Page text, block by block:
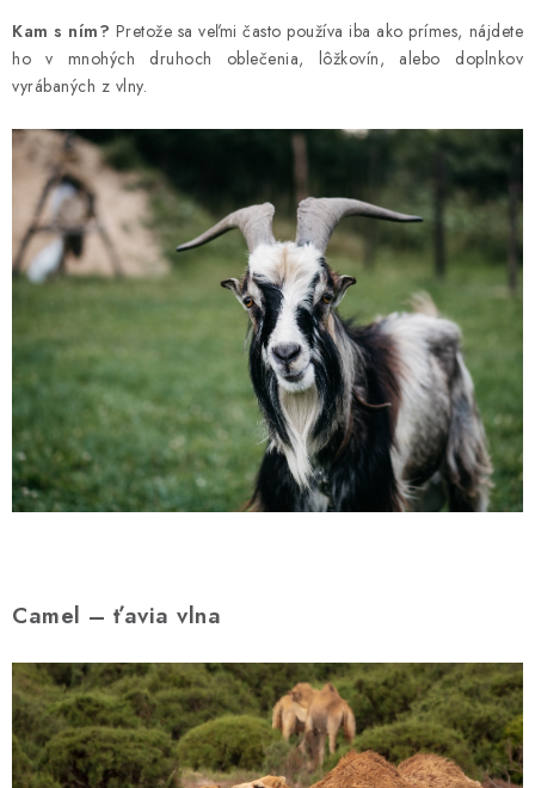
Kam s ním? Pretože sa veľmi často používa iba ako prímes, nájdete
ho v mnohých druhoch oblečenia, lôžkovín, alebo doplnkov
vyrábaných z vlny.
Camel – ťavia vlna